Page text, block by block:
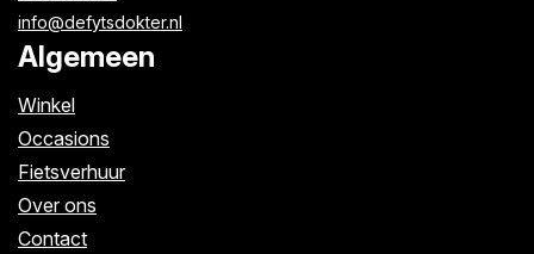
info@defytsdokter.nl
Algemeen
Winkel
Occasions
Fietsverhuur
Over ons
Contact